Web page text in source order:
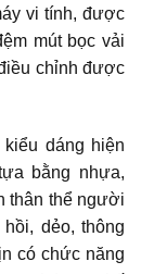
vi tính, được
mút bọc vải
chỉnh được
dáng hiện
bằng nhựa,
thân thể người
dẻo, thông
có chức năng